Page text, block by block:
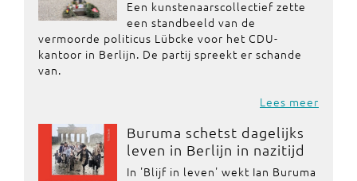
Een kunstenaarscollectief zette
een standbeeld van de
vermoorde politicus Lübcke voor het CDU-
kantoor in Berlijn. De partij spreekt er schande
van.
Lees meer
Buruma schetst dagelijks
leven in Berlijn in nazitijd
In 'Blijf in leven' wekt Ian Buruma